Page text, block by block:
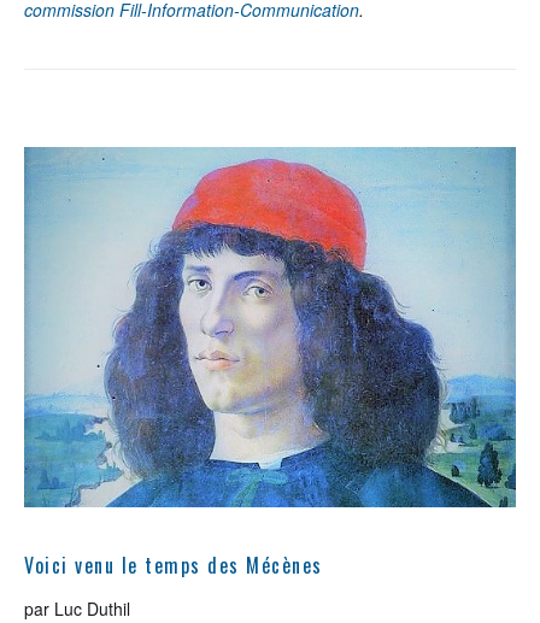
commission Fill-Information-Communication.
Voici venu le temps des Mécènes
par Luc Duthil